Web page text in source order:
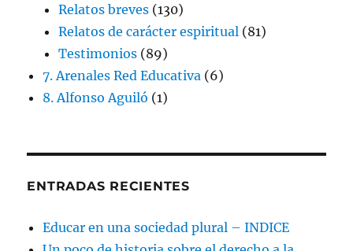
Relatos breves (130)
Relatos de carácter espiritual (81)
Testimonios (89)
7. Arenales Red Educativa (6)
8. Alfonso Aguiló (1)
ENTRADAS RECIENTES
Educar en una sociedad plural – INDICE